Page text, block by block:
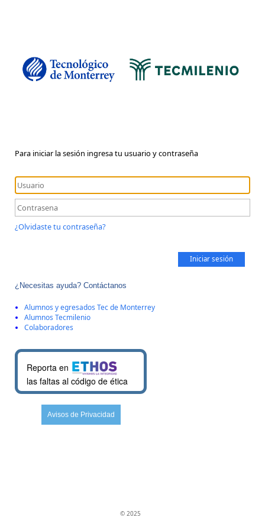
Para iniciar la sesión ingresa tu usuario y contraseña
¿Olvidaste tu contraseña?
Iniciar sesión
¿Necesitas ayuda? Contáctanos
Alumnos y egresados Tec de Monterrey
Alumnos Tecmilenio
Colaboradores
Reporta en
las faltas al código de ética
Avisos de Privacidad
© 2025